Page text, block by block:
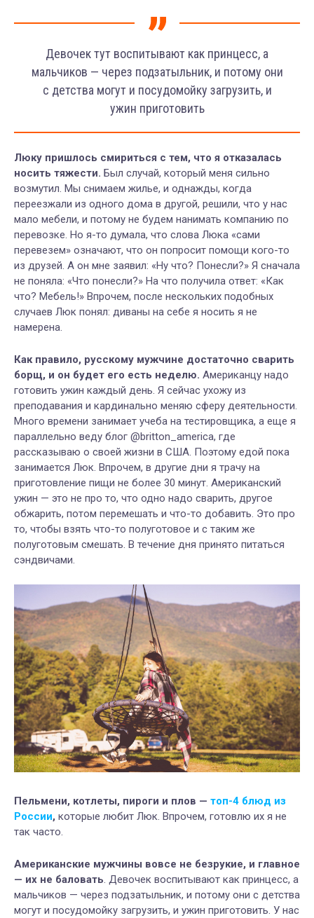
Девочек тут воспитывают как принцесс, а
мальчиков — через подзатыльник, и потому они
с детства могут и посудомойку загрузить, и
ужин приготовить
Люку пришлось смириться с тем, что я отказалась
носить тяжести. Был случай, который меня сильно
возмутил. Мы снимаем жилье, и однажды, когда
переезжали из одного дома в другой, решили, что у нас
мало мебели, и потому не будем нанимать компанию по
перевозке. Но я-то думала, что слова Люка «сами
перевезем» означают, что он попросит помощи кого-то
из друзей. А он мне заявил: «Ну что? Понесли?» Я сначала
не поняла: «Что понесли?» На что получила ответ: «Как
что? Мебель!» Впрочем, после нескольких подобных
случаев Люк понял: диваны на себе я носить я не
намерена.
Как правило, русскому мужчине достаточно сварить
борщ, и он будет его есть неделю. Американцу надо
готовить ужин каждый день. Я сейчас ухожу из
преподавания и кардинально меняю сферу деятельности.
Много времени занимает учеба на тестировщика, а еще я
параллельно веду блог @britton_america, где
рассказываю о своей жизни в США. Поэтому едой пока
занимается Люк. Впрочем, в другие дни я трачу на
приготовление пищи не более 30 минут. Американский
ужин — это не про то, что одно надо сварить, другое
обжарить, потом перемешать и что-то добавить. Это про
то, чтобы взять что-то полуготовое и с таким же
полуготовым смешать. В течение дня принято питаться
сэндвичами.
Пельмени, котлеты, пироги и плов — топ-4 блюд из
России, которые любит Люк. Впрочем, готовлю их я не
так часто.
Американские мужчины вовсе не безрукие, и главное
— их не баловать. Девочек воспитывают как принцесс, а
мальчиков — через подзатыльник, и потому они с детства
могут и посудомойку загрузить, и ужин приготовить. У нас